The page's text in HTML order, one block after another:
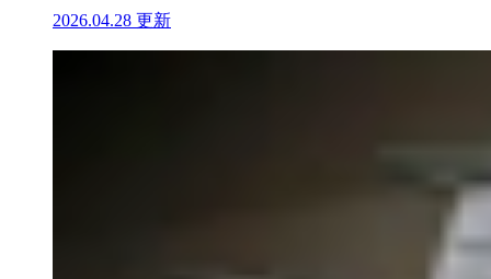
2026.04.28 更新